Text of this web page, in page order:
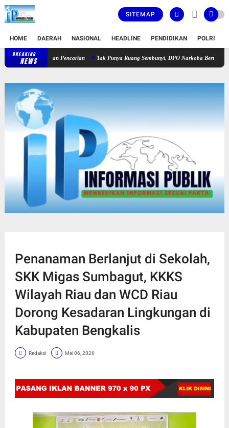
SITEMAP
HOME DAERAH NASIONAL HEADLINE PENDIDIKAN POLRI
BREAKING
NEWS Pemuda di Deli Serdang Hilang Sejak Juli, Polisi Lakukan Pencarian
Penanaman Berlanjut di Sekolah,
SKK Migas Sumbagut, KKKS
Wilayah Riau dan WCD Riau
Dorong Kesadaran Lingkungan di
Kabupaten Bengkalis
Redaksi Mei 06, 2026